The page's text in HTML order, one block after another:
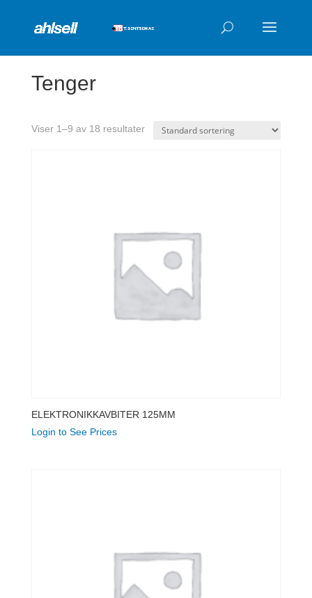
Tenger
Viser 1–9 av 18 resultater
ELEKTRONIKKAVBITER 125MM
Login to See Prices